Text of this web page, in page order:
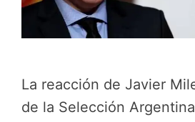
La reacción de Javier
de la Selección Argentina